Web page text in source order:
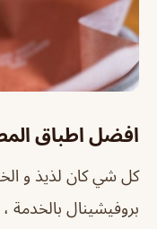
افضل اطباق
كل شي كان لذيذ و
بروفيشينال بالخدمة